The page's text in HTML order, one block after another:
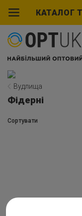
КАТАЛОГ
Вудлища
Фідерні
Сортувати